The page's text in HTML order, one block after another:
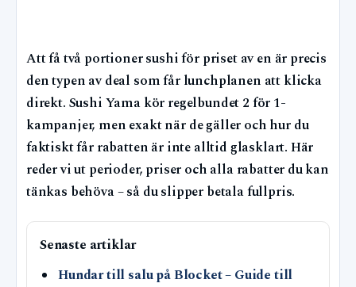
Att få två portioner sushi för priset av en är precis
den typen av deal som får lunchplanen att klicka
direkt. Sushi Yama kör regelbundet 2 för 1-
kampanjer, men exakt när de gäller och hur du
faktiskt får rabatten är inte alltid glasklart. Här
reder vi ut perioder, priser och alla rabatter du kan
tänkas behöva – så du slipper betala fullpris.
Senaste artiklar
Hundar till salu på Blocket – Guide till